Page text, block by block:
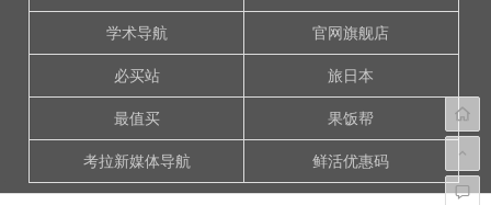
学术导航 官网旗舰店
必买站 旅日本
最值买 果饭帮
考拉新媒体导航 鲜活优惠码